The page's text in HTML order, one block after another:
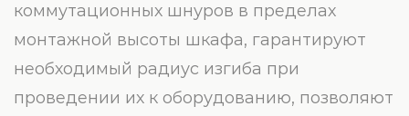
коммутационных шнуров в пределах
монтажной высоты шкафа, гарантируют
необходимый радиус изгиба при
проведении их к оборудованию, позволяют